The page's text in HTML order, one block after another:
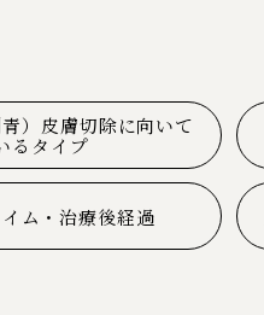
）皮膚切除に向いて
るタイプ
ム・治療後経過